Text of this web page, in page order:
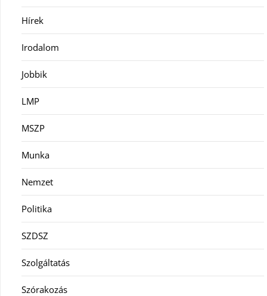
Hírek
Irodalom
Jobbik
LMP
MSZP
Munka
Nemzet
Politika
SZDSZ
Szolgáltatás
Szórakozás